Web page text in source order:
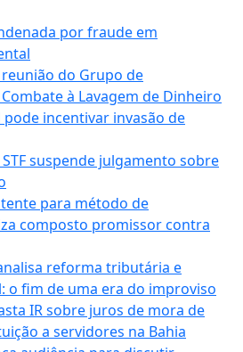
por fraude em
do Grupo de
à Lavagem de Dinheiro
incentivar invasão de
suspende julgamento sobre
para método de
composto promissor contra
reforma tributária e
o fim de uma era do improviso
IR sobre juros de mora de
a servidores na Bahia